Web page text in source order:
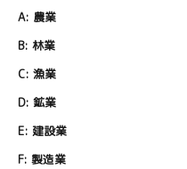
A: 農業
B: 林業
C: 漁業
D: 鉱業
E: 建設業
F: 製造業